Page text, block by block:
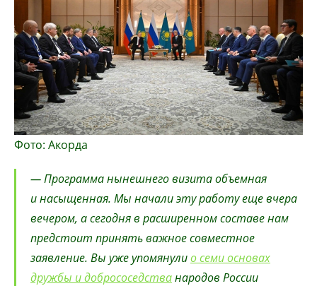
Фото: Акорда
— Программа нынешнего визита объемная
и насыщенная. Мы начали эту работу еще вчера
вечером, а сегодня в расширенном составе нам
предстоит принять важное совместное
заявление. Вы уже упомянулио семи основах
дружбы и добрососедстванародов России